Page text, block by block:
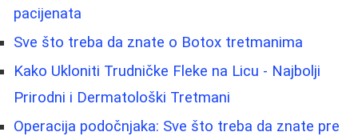
pacijenata
Sve što treba da znate o Botox tretmanima
Kako Ukloniti Trudničke Fleke na Licu - Najbolji
Prirodni i Dermatološki Tretmani
Operacija podočnjaka: Sve što treba da znate pre